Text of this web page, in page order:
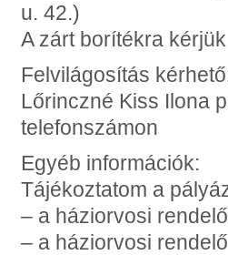
u. 42.)
A zárt borítékra
Felvilágosítás
Lőrinczné Kiss Ilona
telefonszámon
Egyéb információk:
Tájékoztatom a
– a háziorvosi
– a háziorvosi